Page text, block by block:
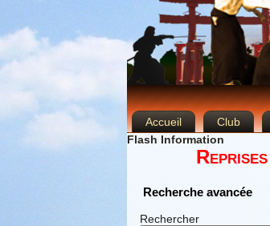
Accueil Club
Flash Information
Recherche avancée
Rechercher